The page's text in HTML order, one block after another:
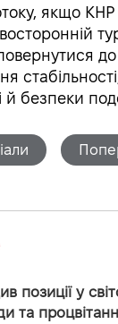
якщо
до
й безпеки
позиції у
та